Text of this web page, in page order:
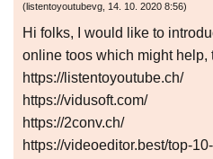
(listentoyoutubevg, 14. 10. 2020 8:56)
Hi folks, I would like to
online toos which might help,
https://listentoyoutube.ch/
https://vidusoft.com/
https://2conv.ch/
https://videoeditor.best/top-